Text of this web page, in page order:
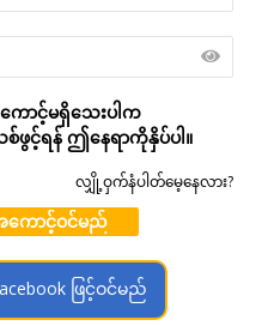
ာင့်မရှိသေးပါက
င့်ရန် ဤနေရာကိုနှိပ်ပါ။
လျှို့ဝှက်နံပါတ်မေ့နေလား?
ောင့်ဝင်မည်
ဖြင့်ဝင်မည်